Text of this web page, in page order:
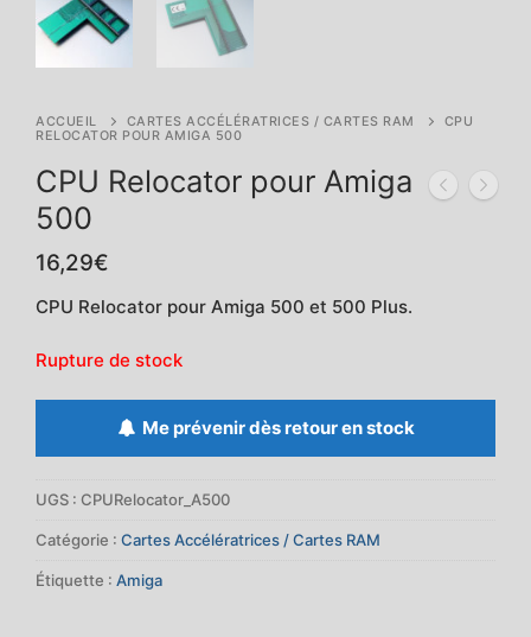
ACCUEIL CARTES ACCÉLÉRATRICES / CARTES RAM
CPU
RELOCATOR POUR AMIGA 500
CPU Relocator pour Amiga
500
16,29€
CPU Relocator pour Amiga 500 et 500 Plus.
Rupture de stock
Me prévenir dès retour en stock
UGS : CPURelocator_A500
Catégorie : Cartes Accélératrices / Cartes RAM
Étiquette : Amiga